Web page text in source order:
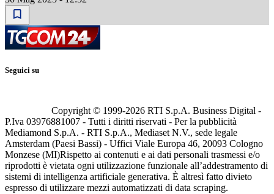
Seguici su
Copyright © 1999-2026 RTI S.p.A. Business Digital -
P.Iva 03976881007 - Tutti i diritti riservati - Per la pubblicità
Mediamond S.p.A. - RTI S.p.A., Mediaset N.V., sede legale
Amsterdam (Paesi Bassi) - Uffici Viale Europa 46, 20093 Cologno
Monzese (MI)Rispetto ai contenuti e ai dati personali trasmessi e/o
riprodotti è vietata ogni utilizzazione funzionale all’addestramento di
sistemi di intelligenza artificiale generativa. È altresì fatto divieto
espresso di utilizzare mezzi automatizzati di data scraping.